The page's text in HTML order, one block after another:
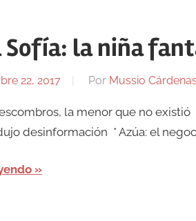
Sofía: la niña
22, 2017 Por Mussio
la menor que no
desinformación * Azúa: el